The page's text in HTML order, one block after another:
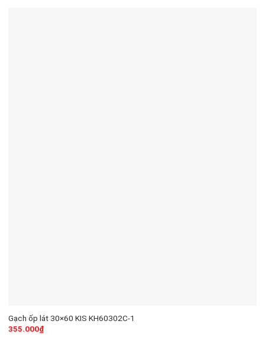
Gạch ốp lát 30×60 KIS KH60302C-1
355.000₫